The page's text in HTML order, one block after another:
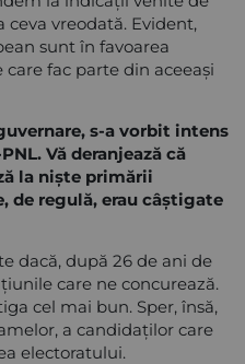
vreodată. Evident,
sunt în favoarea
fac parte din aceeași
s-a vorbit intens
Vă deranjează că
la nişte primării
de regulă, erau câştigate
dacă, după 26 de ani de
care ne concurează.
cel mai bun. Sper, însă,
a candidaților care
electoratului.